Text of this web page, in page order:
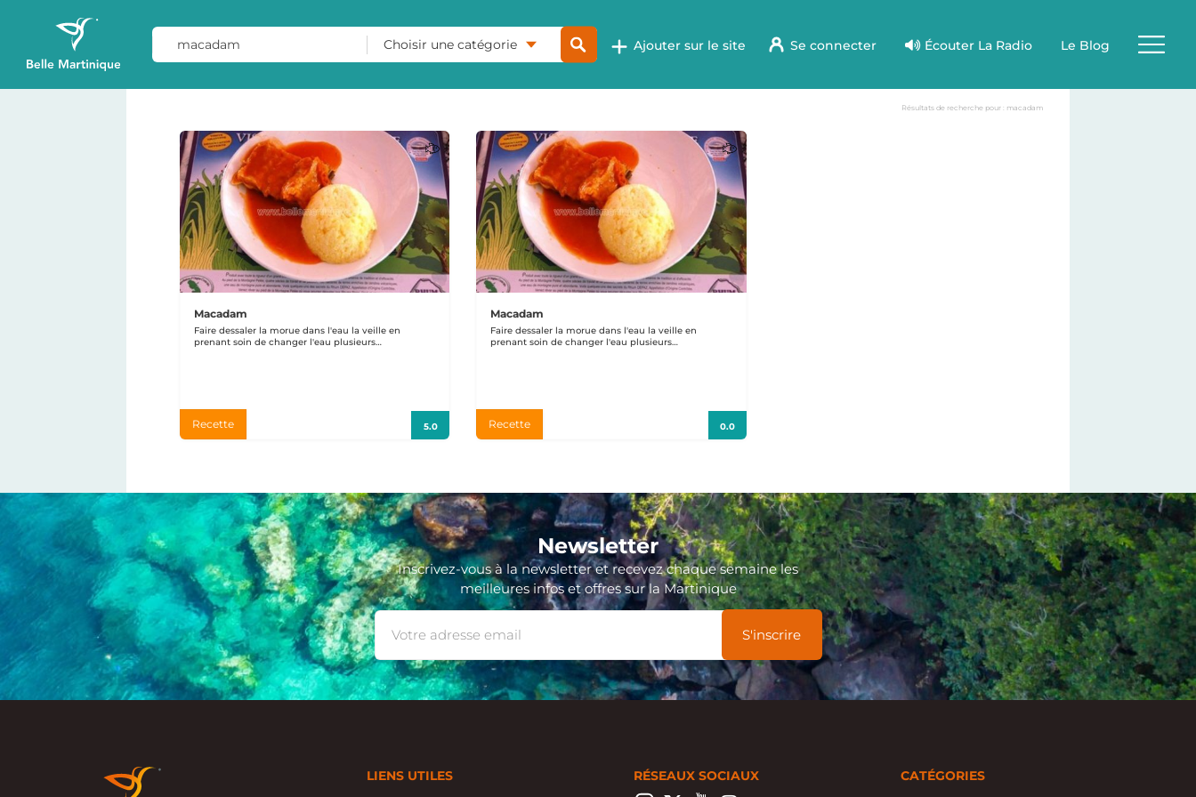
Choisir une catégorie Ajouter sur le site Se connecter Écouter La Radio Le Blog
Résultats de recherche pour : macadam
Recette
Macadam
Faire dessaler la morue dans l'eau la veille en
prenant soin de changer l'eau plusieurs…
5.0 Recette
Macadam
Faire dessaler la morue dans l'eau la veille en
prenant soin de changer l'eau plusieurs…
0.0
Newsletter
Inscrivez-vous à la newsletter et recevez chaque semaine les
meilleures infos et offres sur la Martinique
LIENS UTILES RÉSEAUX SOCIAUX CATÉGORIES